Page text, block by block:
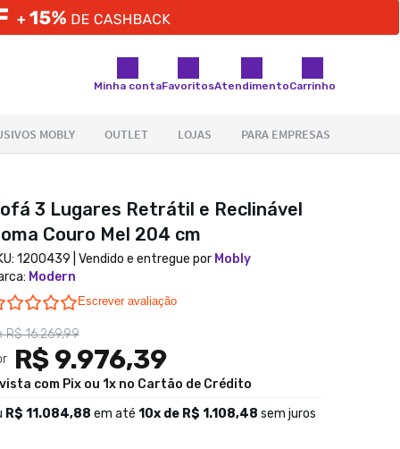
Minha contaFavoritosAtendimentoCarrinho
3 Lugares Retrátil e Reclinável
Couro Mel 204 cm
1200439 | Vendido e entregue por Mobly
: Modern
0.0 star rating
Escrever avaliação
R$ 16.269,99
R$ 9.976,39
com Pix ou 1x no Cartão de Crédito
R$ 11.084,88 em até 10x de R$ 1.108,48 sem juros